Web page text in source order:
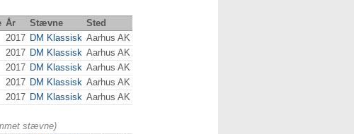
År Stævne
Sted
2017 DM Klassisk Aarhus AK
2017 DM Klassisk Aarhus AK
2017 DM Klassisk Aarhus AK
2017 DM Klassisk Aarhus AK
2017 DM Klassisk Aarhus AK
stævne)